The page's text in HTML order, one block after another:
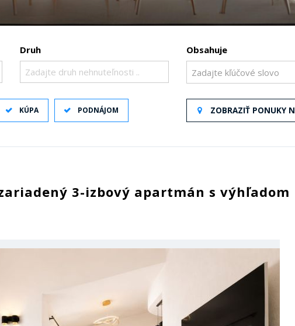
Druh
Zadajte druh nehnuteľnosti ..
Obsahuje
KÚPA PODNÁJOM ZOBRAZIŤ PONUKY
3-izbový apartmán s výhľadom